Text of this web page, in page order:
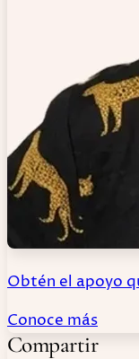
Obtén el apoyo
Conoce más
Compartir